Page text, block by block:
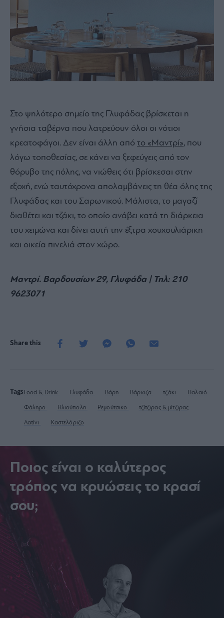
Στο ψηλότερο σημείο της Γλυφάδας βρίσκεται η
γνήσια ταβέρνα που λατρεύουν όλοι οι νότιοι
κρεατοφάγοι. Δεν είναι άλλη από το «Μαντρί», που
λόγω τοποθεσίας, σε κάνει να ξεφεύγεις από τον
θόρυβο της πόλης, να νιώθεις ότι βρίσκεσαι στην
εξοχή, ενώ ταυτόχρονα απολαμβάνεις τη θέα όλης της
Γλυφάδας και του Σαρωνικού. Μάλιστα, το μαγαζί
διαθέτει και τζάκι, το οποίο ανάβει κατά τη διάρκεια
του χειμώνα και δίνει αυτή την έξτρα χουχουλιάρικη
και οικεία πινελιά στον χώρο.
Μαντρί. Βαρδουσίων 29, Γλυφάδα | Τηλ: 210
9623071
Share this
Tags Food & Drink Γλυφάδα Βάρη Βάρκιζα τζάκι Παλαιό
Φάληρο Ηλιούπολη Ρεμούτσικο τζίτζιρας & μίτζιρας
Λατίνι Καστελόριζο
Ποιος είναι ο καλύτερος
τρόπος να κρυώσεις το κρασί
σου;